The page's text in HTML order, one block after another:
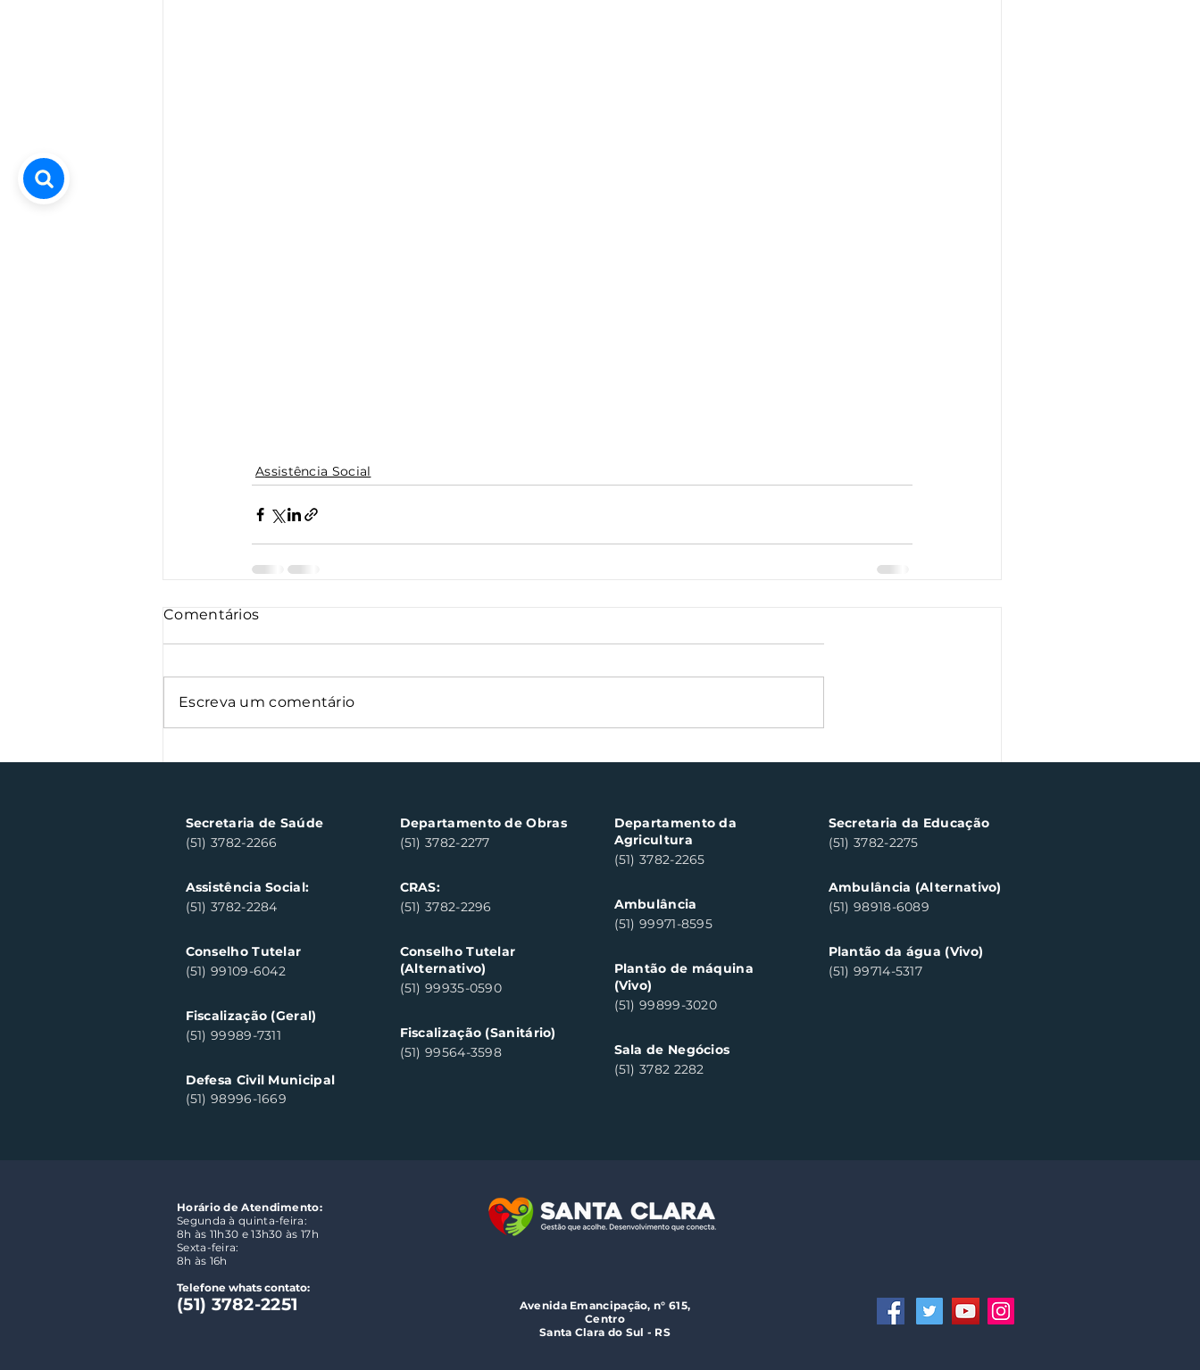
Assistência Social
Comentários
Escreva um comentário
Secretaria de Saúde
(51) 3782-2266
Assistência Social:
(51) 3782-2284
Conselho Tutelar
(51) 99109-6042
Fiscalização (Geral)
(51) 99989-7311
Defesa Civil Municipal
(51) 98996-1669
Departamento de Obras
(51) 3782-2277
CRAS:
(51) 3782-2296
Conselho Tutelar
(Alternativo)
(51) 99935-0590
Fiscalização (Sanitário)
(51) 99564-3598
Departamento da
Agricultura
(51) 3782-2265
Ambulância
(51) 99971-8595
Plantão de máquina
(Vivo)
(51) 99899-3020
Sala de Negócios
(51) 3782 2282
Secretaria da Educação
(51) 3782-2275
Ambulância (Alternativo)
(51) 98918-6089
Plantão da água (Vivo)
(51) 99714-5317
Horário de Atendimento:
Segunda à quinta-feira:
8h às 11h30 e 13h30 às 17h
Sexta-feira:
8h às 16h
Telefone whats contato:
(51) 3782-2251
Avenida Emancipação, n° 615,
Centro
Santa Clara do Sul - RS